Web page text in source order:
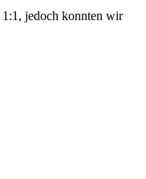
1:1, jedoch konnten wir